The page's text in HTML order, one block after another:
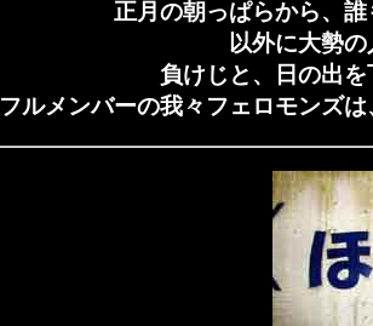
正月の朝っぱらから、
以外に大勢
負けじと、日の出
フルメンバーの我々フェロモンズ